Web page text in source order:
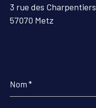
3 rue des Charpentiers
57070 Metz
*